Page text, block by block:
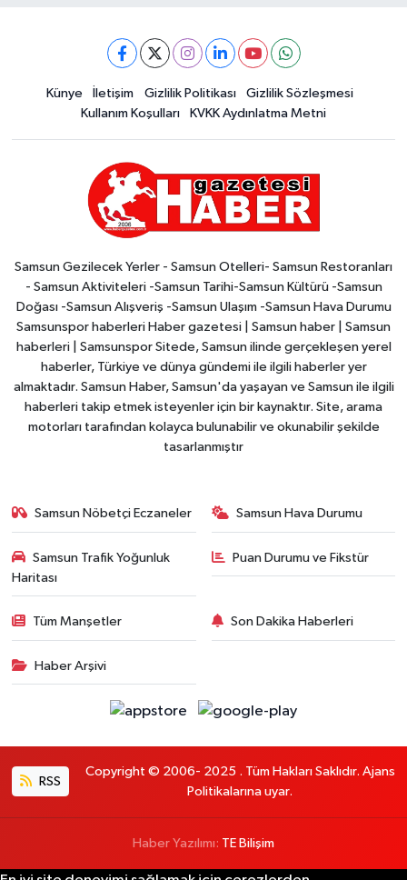
Künye İletişim Gizlilik Politikası
Gizlilik Sözleşmesi
Kullanım Koşulları
KVKK Aydınlatma Metni
Samsun Gezilecek Yerler - Samsun Otelleri- Samsun Restoranları
- Samsun Aktiviteleri -Samsun Tarihi-Samsun Kültürü -Samsun
Doğası -Samsun Alışveriş -Samsun Ulaşım -Samsun Hava Durumu
Samsunspor haberleri Haber gazetesi | Samsun haber | Samsun
haberleri | Samsunspor Sitede, Samsun ilinde gerçekleşen yerel
haberler, Türkiye ve dünya gündemi ile ilgili haberler yer
almaktadır. Samsun Haber, Samsun'da yaşayan ve Samsun ile ilgili
haberleri takip etmek isteyenler için bir kaynaktır. Site, arama
motorları tarafından kolayca bulunabilir ve okunabilir şekilde
tasarlanmıştır
Samsun Nöbetçi Eczaneler Samsun Hava Durumu
Samsun Trafik Yoğunluk
Haritası
Puan Durumu ve Fikstür
Tüm Manşetler Son Dakika Haberleri
Haber Arşivi
RSS
Copyright © 2006- 2025 . Tüm Hakları Saklıdır. Ajans
Politikalarına uyar.
Haber Yazılımı: TE Bilişim